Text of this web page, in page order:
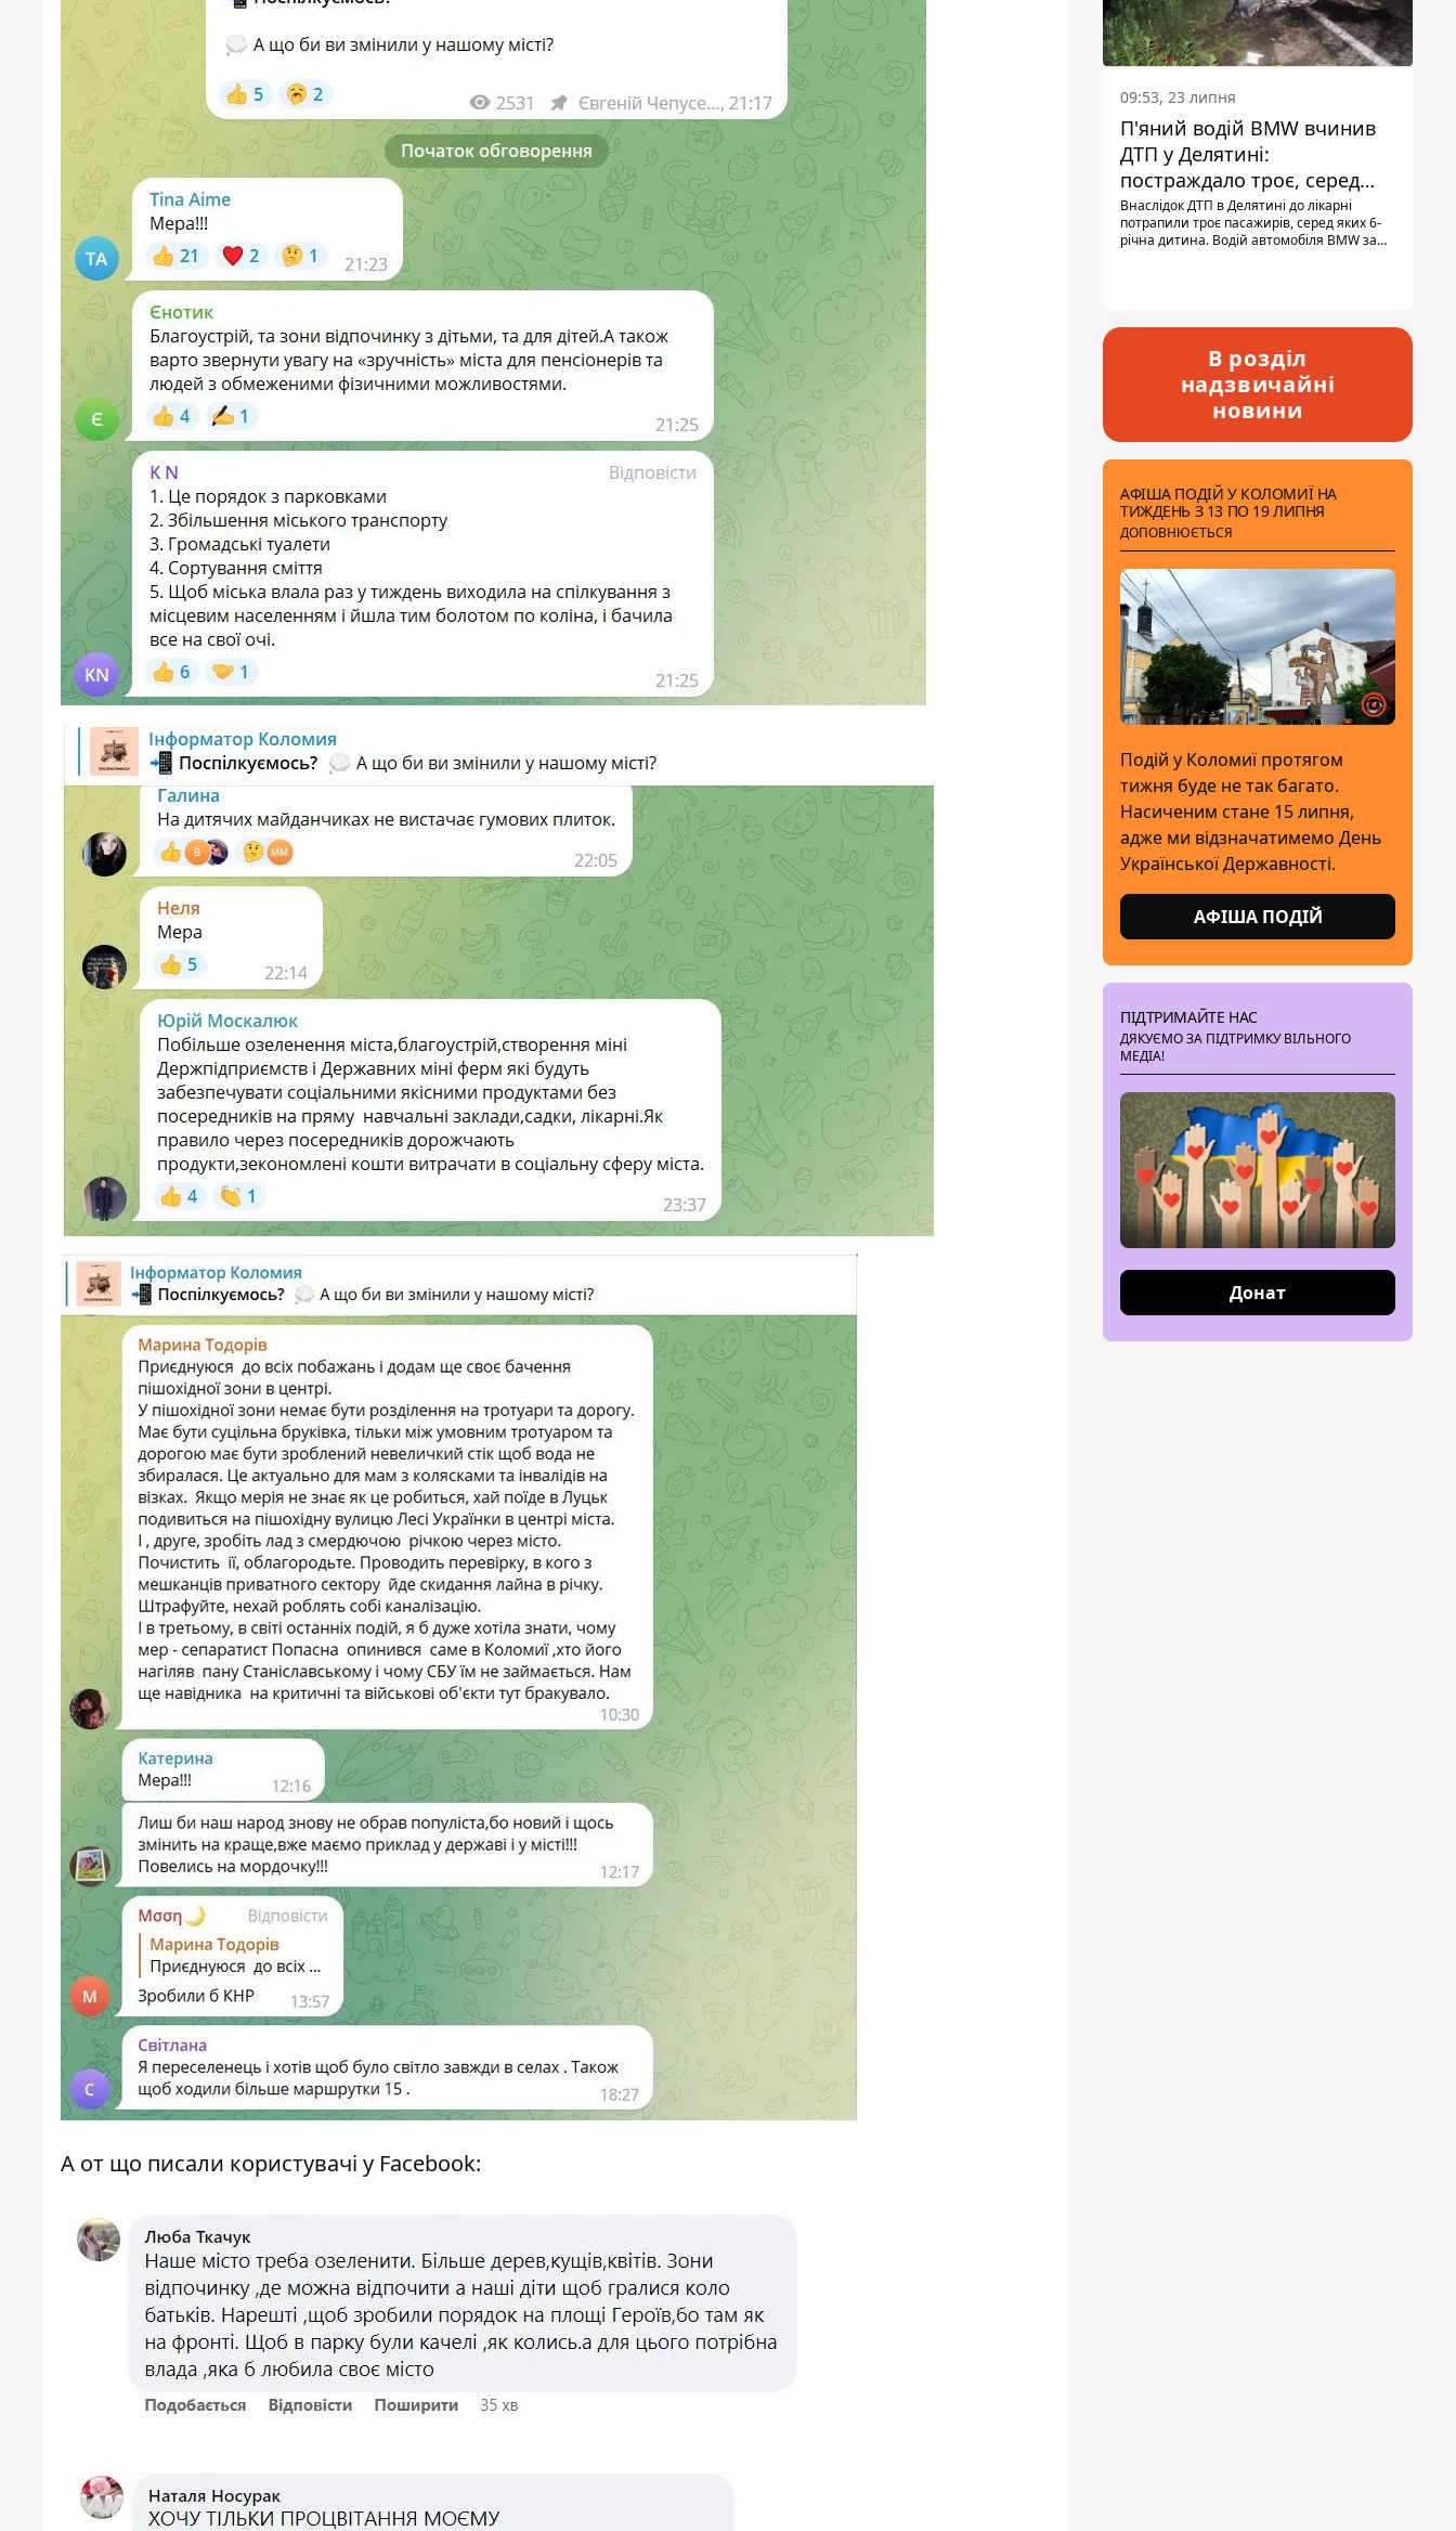
А от що писали користувачі у Facebook:
09:53, 23 липня
П'яний водій BMW вчинив
ДТП у Делятині:
постраждало троє, серед
них - дитина
Внаслідок ДТП в Делятині до лікарні
потрапили троє пасажирів, серед яких 6-
річна дитина. Водій автомобіля BMW за
В розділ
надзвичайні
новини
АФІША ПОДІЙ У КОЛОМИЇ НА
ТИЖДЕНЬ З 13 ПО 19 ЛИПНЯ
ДОПОВНЮЄТЬСЯ
Подій у Коломиї протягом
тижня буде не так багато.
Насиченим стане 15 липня,
адже ми відзначатимемо День
Української Державності.
АФІША ПОДІЙ
ПІДТРИМАЙТЕ НАС
ДЯКУЄМО ЗА ПІДТРИМКУ ВІЛЬНОГО
МЕДІА!
Донат